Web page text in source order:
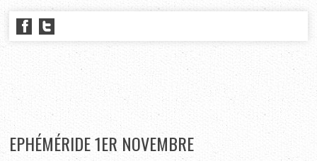
EPHÉMÉRIDE 1ER NOVEMBRE